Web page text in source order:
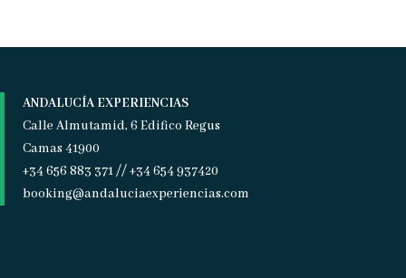
ANDALUCÍA EXPERIENCIAS
Calle Almutamid, 6 Edifico Regus
Camas 41900
+34 656 883 371 // +34 654 937420
booking@andaluciaexperiencias.com